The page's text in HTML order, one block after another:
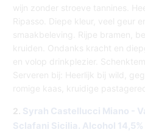
wijn zonder stroeve tannines.
Ripasso. Diepe kleur, veel geur
smaakbeleving. Rijpe bramen,
kruiden. Ondanks kracht en
en volop drinkplezier.
Serveren bij: Heerlijk bij wild,
romige kaas, kruidige
2. Syrah Castellucci Miano -
Sclafani Sicilia. Alcohol